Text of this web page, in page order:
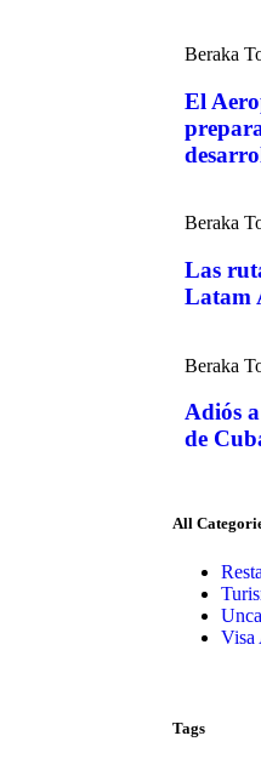
Beraka
El
Beraka
Las
Latam
Beraka
Adiós
de
All
Visa
Tags